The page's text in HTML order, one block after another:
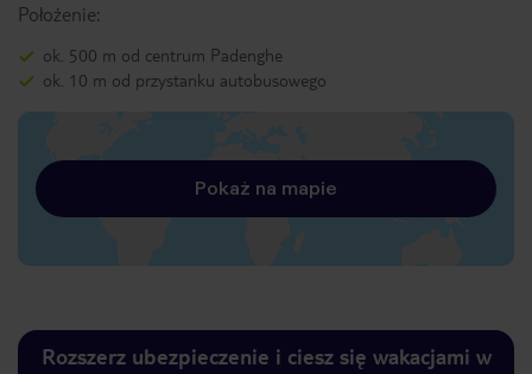
Położenie:
ok. 500 m od centrum Padenghe
ok. 10 m od przystanku autobusowego
Pokaż na mapie
Rozszerz ubezpieczenie i ciesz się wakacjami w